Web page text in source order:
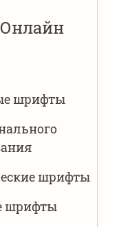
шрифты
шрифты
шрифты